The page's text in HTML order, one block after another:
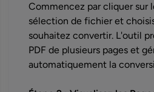
Commencez par cliquer sur
sélection de fichier et
souhaitez convertir. L'outil
PDF de plusieurs pages et
automatiquement la